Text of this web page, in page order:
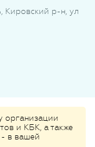
Кировский р-н, ул
организации
и КБК, а также
- в вашей